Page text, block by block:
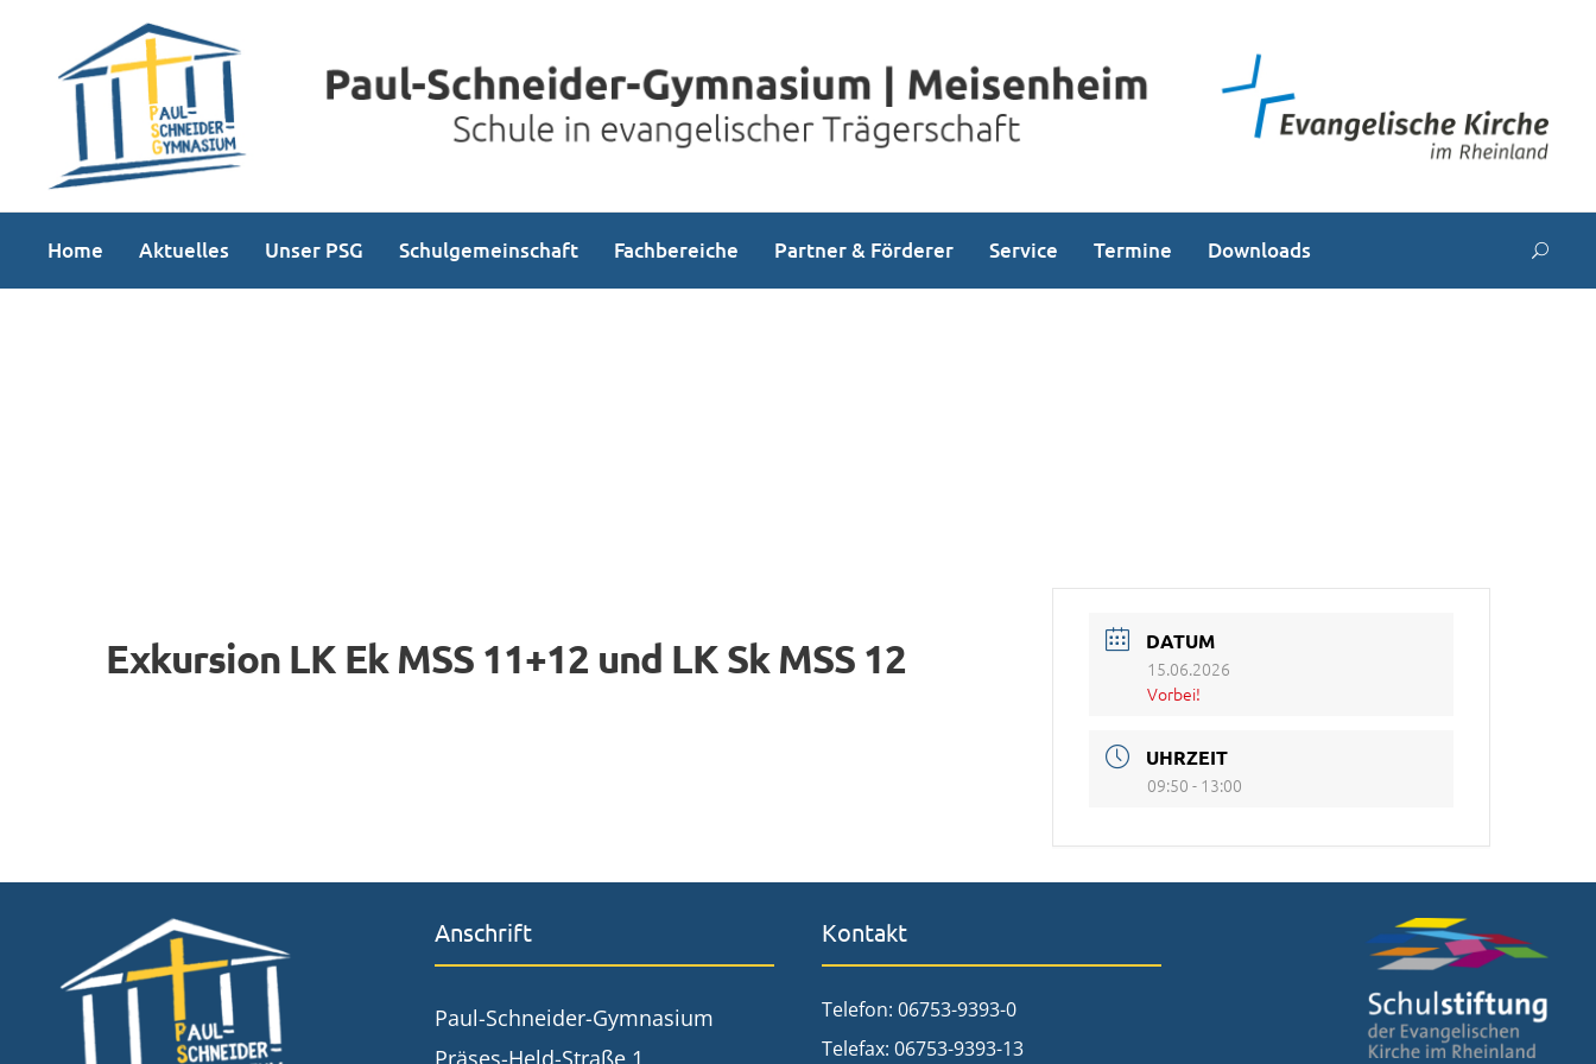
Home Aktuelles Unser PSG Schulgemeinschaft Fachbereiche Partner & Förderer Service Termine Downloads
Exkursion LK Ek MSS 11+12 und LK Sk MSS 12 DATUM
15.06.2026
Vorbei!
UHRZEIT
09:50 - 13:00
Anschrift
Paul-Schneider-Gymnasium
Kontakt
Telefon: 06753-9393-0
Telefax: 06753-9393-13